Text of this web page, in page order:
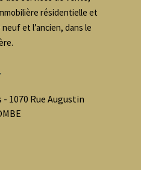
résidentielle et
et l’ancien, dans le
1070 Rue Augustin